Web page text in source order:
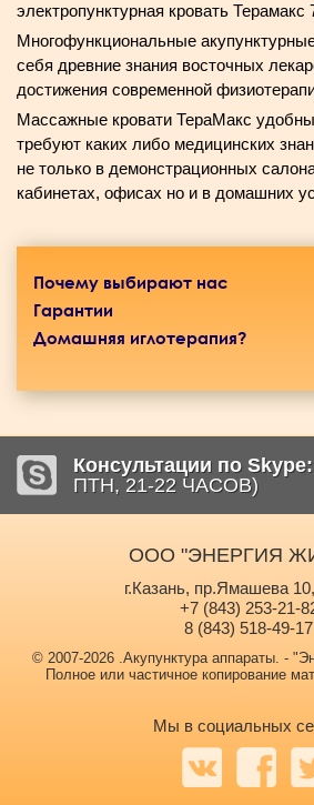
электропунктурная кровать Терамакс
Многофункциональные
себя древние знания восточных
достижения современной
Массажные кровати ТераМакс
требуют каких либо медицинских
не только в демонстрационных
кабинетах, офисах но и в домашних
Почему выбирают нас
Гарантии
Домашняя иглотерапия?
Консультации по Skype:
ПТН, 21-22 ЧАСОВ)
ООО "ЭНЕРГИЯ
г.Казань, пр.Ямашева
+7 (843) 253-21-
8 (843) 518-49-17
© 2007-2026 .Акупунктура аппараты. -
Полное или частичное копирование
Мы в социальных